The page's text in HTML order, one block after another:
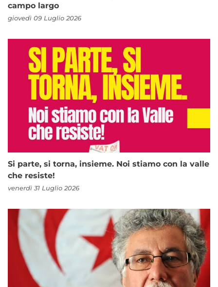
campo largo
giovedì 09 Luglio 2026
Si parte, si torna, insieme. Noi stiamo con la valle
che resiste!
venerdì 31 Luglio 2026